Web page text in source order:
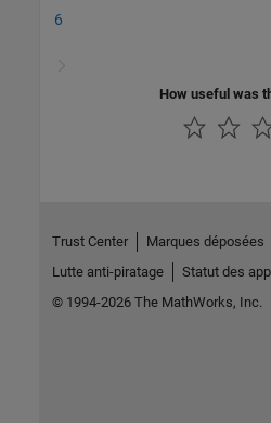
6
How useful was
Trust Center Marques déposées
Lutte anti-piratage
Statut des
© 1994-2026 The MathWorks, Inc.